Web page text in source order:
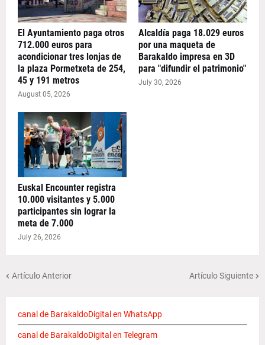
El Ayuntamiento paga otros
712.000 euros para
acondicionar tres lonjas de
la plaza Pormetxeta de 254,
45 y 191 metros
August 05, 2026
Alcaldía paga 18.029 euros
por una maqueta de
Barakaldo impresa en 3D
para "difundir el patrimonio"
July 30, 2026
Euskal Encounter registra
10.000 visitantes y 5.000
participantes sin lograr la
meta de 7.000
July 26, 2026
Artículo Anterior Artículo Siguiente
canal de BarakaldoDigital en WhatsApp
canal de BarakaldoDigital en Telegram